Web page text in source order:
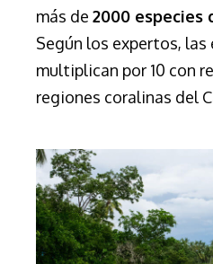
más de 2000 especies
Según los expertos, las
multiplican por 10 con
regiones coralinas del